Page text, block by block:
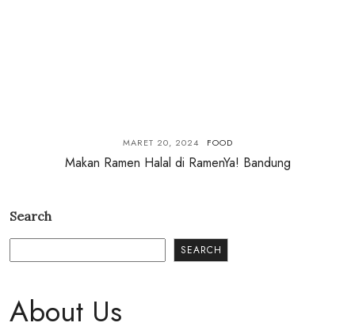
MARET 20, 2024 FOOD
Makan Ramen Halal di RamenYa! Bandung
Search
SEARCH
About Us